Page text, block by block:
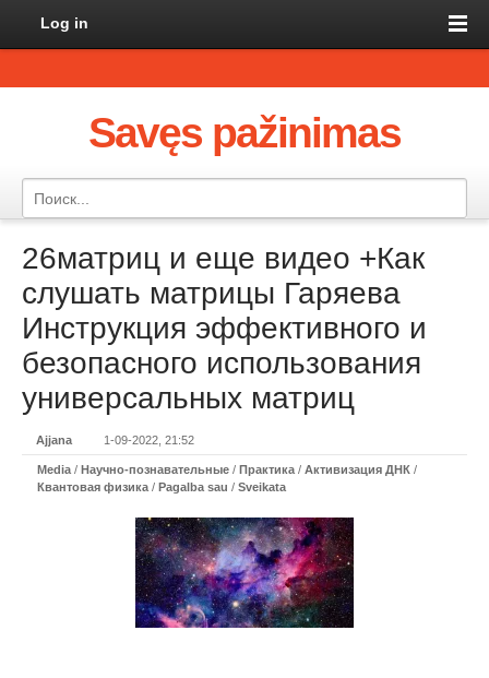
Log in
Savęs pažinimas
26матриц и еще видео +Как
слушать матрицы Гаряева
Инструкция эффективного и
безопасного использования
универсальных матриц
Ajjana 1-09-2022, 21:52
Media / Научно-познавательные / Практикa / Активизация ДНК /
Квантовая физика / Pagalba sau / Sveikata